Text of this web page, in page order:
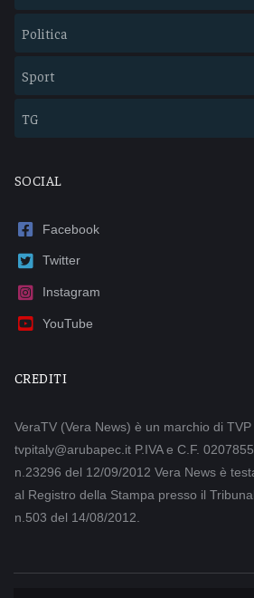
Politica
Sport
TG
SOCIAL
Facebook
Twitter
Instagram
YouTube
CREDITI
VeraTV (Vera News) è un marchio di TVP
tvpitaly@arubapec.it P.IVA e C.F.
n.23296 del 12/09/2012 Vera News è
al Registro della Stampa presso il
n.503 del 14/08/2012.